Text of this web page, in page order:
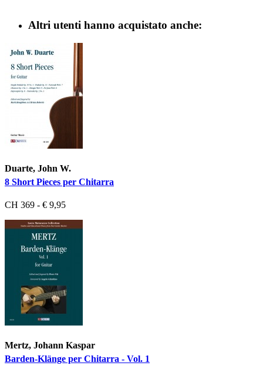
Altri utenti hanno acquistato anche:
Duarte, John W.
8 Short Pieces per Chitarra
CH 369 - € 9,95
Mertz, Johann Kaspar
Barden-Klänge per Chitarra - Vol. 1